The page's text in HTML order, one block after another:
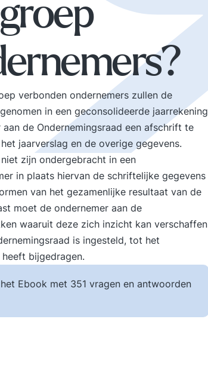
verbonden ondernemers zullen de
in een geconsolideerde jaarrekening
de Ondernemingsraad een afschrift te
jaarverslag en de overige gegevens.
zijn ondergebracht in een
in plaats hiervan de schriftelijke gegevens
van het gezamenlijke resultaat van de
moet de ondernemer aan de
waaruit deze zich inzicht kan verschaffen
is ingesteld, tot het
bijgedragen.
Ebook met 351 vragen en antwoorden